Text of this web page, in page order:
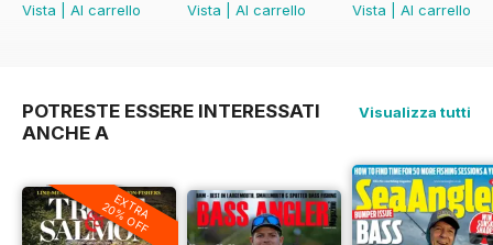
Vista
Al carrello
Vista
Al carrello
Vista
Al carrello
POTRESTE ESSERE INTERESSATI
ANCHE A
Visualizza tutti
EXTRA
20% OFF